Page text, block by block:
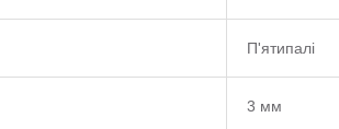
П'ятипалі
3 мм